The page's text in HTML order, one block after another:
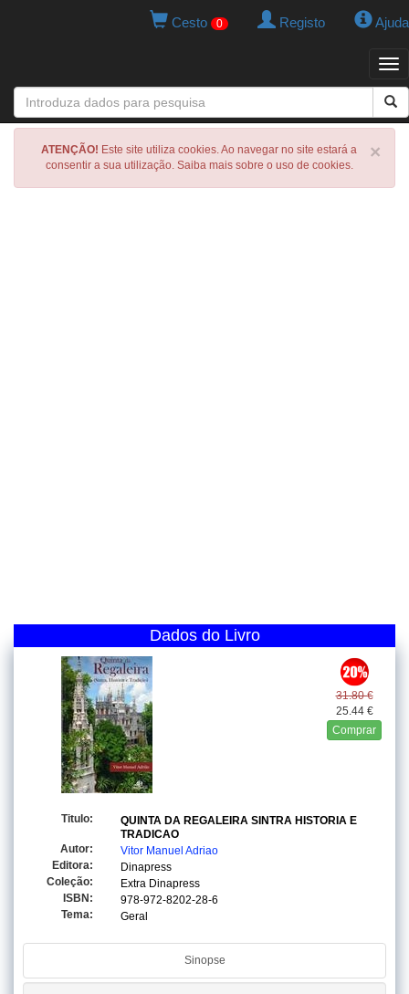
Cesto 0 Registo Ajuda
×
ATENÇÃO! Este site utiliza cookies. Ao navegar no site estará a
consentir a sua utilização. Saiba mais sobre o uso de cookies.
Dados do Livro
31.80 €
25.44 €
Comprar
Titulo:
QUINTA DA REGALEIRA SINTRA HISTORIA E
TRADICAO
Autor:
Vitor Manuel Adriao
Editora:
Dinapress
Coleção:
Extra Dinapress
ISBN:
978-972-8202-28-6
Tema:
Geral
Sinopse